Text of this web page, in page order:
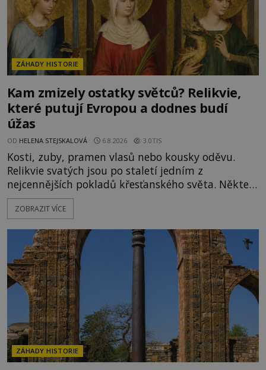
ZÁHADY HISTORIE
Kam zmizely ostatky světců? Relikvie,
které putují Evropou a dodnes budí
úžas
OD HELENA STEJSKALOVÁ 6.8.2026 3.0TIS
Kosti, zuby, pramen vlasů nebo kousky oděvu.
Relikvie svatých jsou po staletí jedním z
nejcennějších pokladů křesťanského světa. Některé
mají pečlivě doloženou historii, jiné provází
záhady, krádeže i nečekané objevy. Jejich osudy
o skutečné historické události. Ve středověké
Evropě mají relikvie mimořádnou hodnotu. Nejsou
jen předmětem úcty
ZOBRAZIT VÍCE
ZÁHADY HISTORIE